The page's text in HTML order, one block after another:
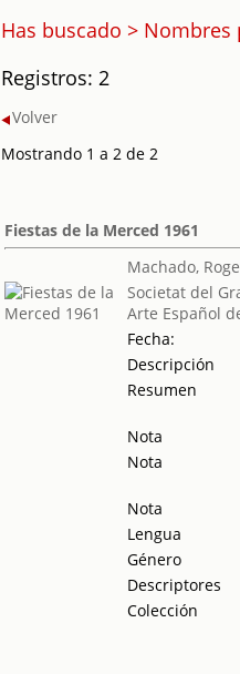
Has buscado >
Registros: 2
Volver
Mostrando 1 a 2 de 2
Fiestas de la Merced 1961
Machado,
Societat del
Arte Español
Fecha:
Descripción
Resumen
Nota
Nota
Nota
Lengua
Género
Descriptores
Colección